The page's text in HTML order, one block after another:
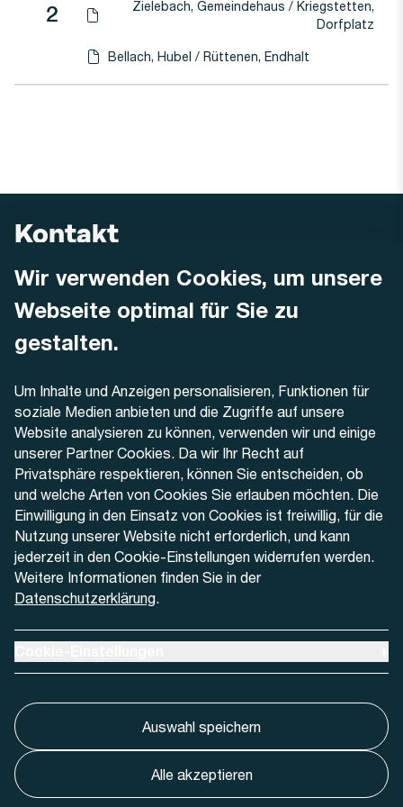
Wir verwenden Cookies, um unsere
Webseite optimal für Sie zu
gestalten.
Um Inhalte und Anzeigen personalisieren, Funktionen für
soziale Medien anbieten und die Zugriffe auf unsere
Website analysieren zu können, verwenden wir und einige
unserer Partner Cookies. Da wir Ihr Recht auf
Privatsphäre respektieren, können Sie entscheiden, ob
und welche Arten von Cookies Sie erlauben möchten. Die
Einwilligung in den Einsatz von Cookies ist freiwillig, für die
Nutzung unserer Website nicht erforderlich, und kann
jederzeit in den Cookie-Einstellungen widerrufen werden.
Weitere Informationen finden Sie in der
Datenschutzerklärung.
Auswahl speichern
Alle akzeptieren
Linie
2 Haltestellen-PDF herunterladen für
Zielebach, Gemeindehaus / Kriegstetten,
Dorfplatz
(Öffnet in einen neuen Tab oder Fenster)
Haltestellen-PDF herunterladen für
Bellach, Hubel / Rüttenen, Endhalt
(Öffnet in einen neuen Tab oder Fenster)
Kontakt
AREMO
Dornacherstrasse 48
4500 Solothurn
+41 32 622 37 22
Kontaktformular
Aktuell
Medien
Impressum Datenschutz Cookie-Einstellungnen